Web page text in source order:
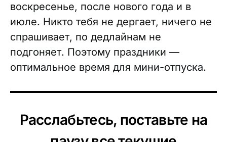
воскресенье, после нового года и в
июле. Никто тебя не дергает, ничего не
спрашивает, по дедлайнам не
подгоняет. Поэтому праздники —
оптимальное время для мини-отпуска.
Расслабьтесь, поставьте на